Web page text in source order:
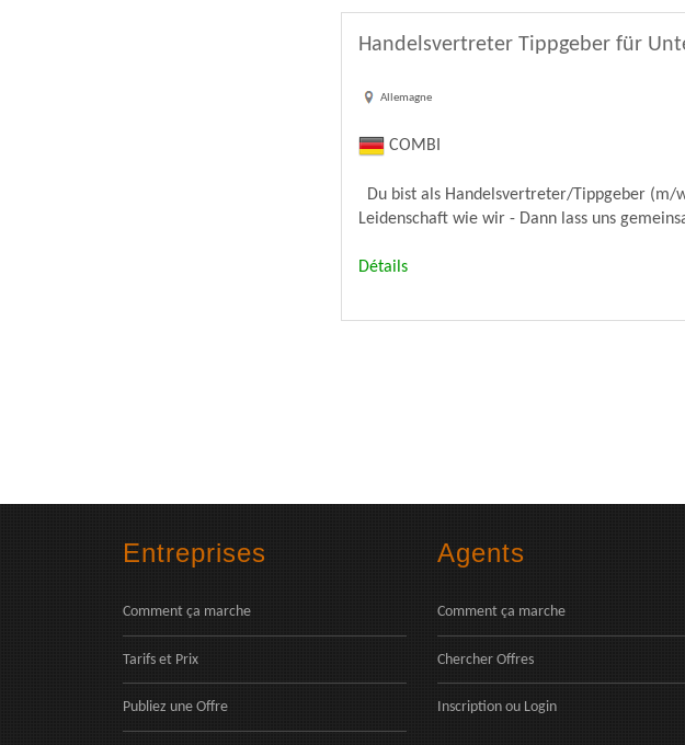
Handelsvertreter Tippgeber für
Allemagne
COMBI
Du bist als Handelsvertreter/Tippgeber (m/
Leidenschaft wie wir - Dann lass uns
Détails
Entreprises
Comment ça marche
Tarifs et Prix
Publiez une Offre
Agents
Comment ça marche
Chercher Offres
Inscription ou Login